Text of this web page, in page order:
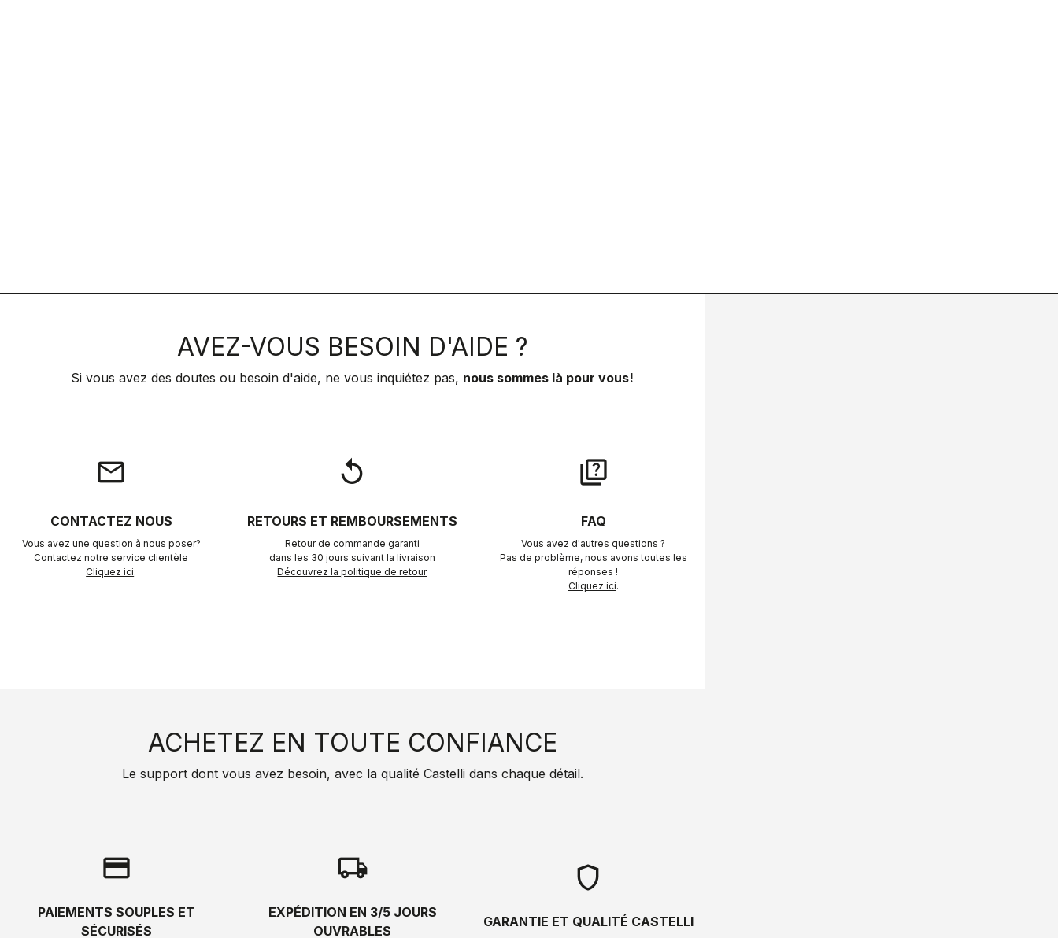
AVEZ-VOUS BESOIN D'AIDE ?
Si vous avez des doutes ou besoin d'aide, ne vous inquiétez pas, nous sommes là pour vous!
email
CONTACTEZ NOUS
Vous avez une question à nous poser?
Contactez notre service clientèle
Cliquez ici.
replay
RETOURS ET REMBOURSEMENTS
Retour de commande garanti
dans les 30 jours suivant la livraison
Découvrez la politique de retour
quiz
FAQ
Vous avez d'autres questions ?
Pas de problème, nous avons toutes les
réponses !
Cliquez ici.
ACHETEZ EN TOUTE CONFIANCE
Le support dont vous avez besoin, avec la qualité Castelli dans chaque détail.
credit_card
PAIEMENTS SOUPLES ET
SÉCURISÉS
local_shipping
EXPÉDITION EN 3/5 JOURS
OUVRABLES
shield
GARANTIE ET QUALITÉ CASTELLI